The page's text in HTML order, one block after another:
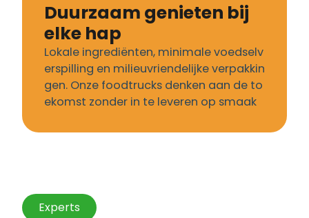
Duurzaam genieten bij
elke hap
Lokale ingrediënten, minimale voedselv
erspilling en milieuvriendelijke verpakkin
gen. Onze foodtrucks denken aan de to
ekomst zonder in te leveren op smaak
Experts